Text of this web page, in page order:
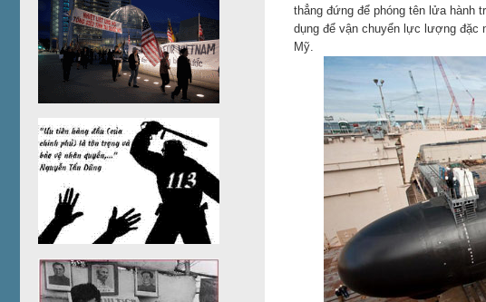
thẳng đứng để phóng tên lửa hành
dụng để vận chuyển lực lượng đặc
Mỹ.